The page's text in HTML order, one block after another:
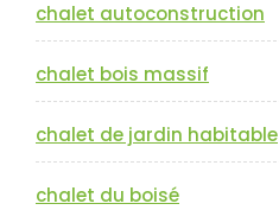
chalet autoconstruction
chalet bois massif
chalet de jardin habitable
chalet du boisé